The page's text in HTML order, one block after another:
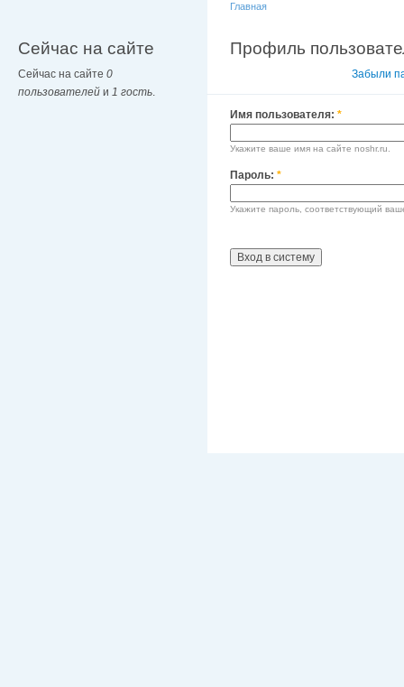
Сейчас на сайте
Сейчас на сайте 0
пользователей и 1 гость.
Главная
Профиль
Забыли
Имя пользователя: *
Укажите ваше имя на сайте noshr.ru.
Пароль: *
Укажите пароль, соответствующий